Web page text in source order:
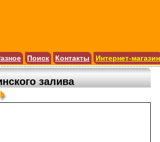
Поиск Контакты
Интернет-магазин
залива